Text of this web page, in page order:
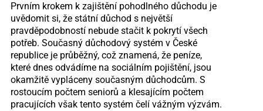
Prvním krokem k zajištění pohodlného důchodu je
uvědomit si, že státní důchod s největší
pravděpodobností nebude stačit k pokrytí všech
potřeb. Současný důchodový systém v České
republice je průběžný, což znamená, že peníze,
které dnes odvádíme na sociálním pojištění, jsou
okamžitě vypláceny současným důchodcům. S
rostoucím počtem seniorů a klesajícím počtem
pracujících však tento systém čelí vážným výzvám.